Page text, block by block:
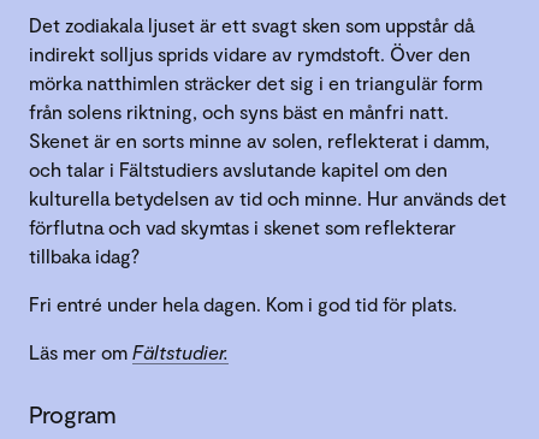
Det zodiakala ljuset är ett svagt sken som uppstår då
indirekt solljus sprids vidare av rymdstoft. Över den
mörka natthimlen sträcker det sig i en triangulär form
från solens riktning, och syns bäst en månfri natt.
Skenet är en sorts minne av solen, reflekterat i damm,
och talar i Fältstudiers avslutande kapitel om den
kulturella betydelsen av tid och minne. Hur används det
förflutna och vad skymtas i skenet som reflekterar
tillbaka idag?
Fri entré under hela dagen. Kom i god tid för plats.
Läs mer om Fältstudier.
Program